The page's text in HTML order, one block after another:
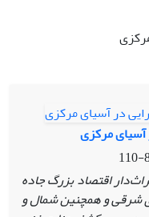
مرکزی
اقتصاد بزرگ جاده‌
شرقی و همچنین شمال و